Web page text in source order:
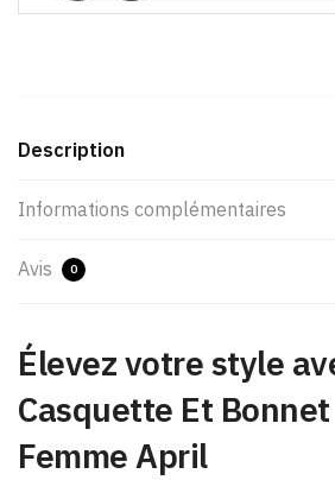
Description
Informations complémentaires
Avis 0
Élevez votre style
Casquette Et
Femme April